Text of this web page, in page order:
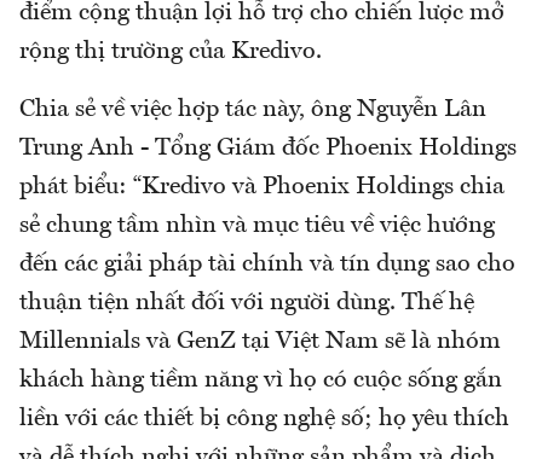
điểm cộng thuận lợi hỗ trợ cho chiến lược mở
rộng thị trường của Kredivo.
Chia sẻ về việc hợp tác này, ông Nguyễn Lân
Trung Anh - Tổng Giám đốc Phoenix Holdings
phát biểu: “Kredivo và Phoenix Holdings chia
sẻ chung tầm nhìn và mục tiêu về việc hướng
đến các giải pháp tài chính và tín dụng sao cho
thuận tiện nhất đối với người dùng. Thế hệ
Millennials và GenZ tại Việt Nam sẽ là nhóm
khách hàng tiềm năng vì họ có cuộc sống gắn
liền với các thiết bị công nghệ số; họ yêu thích